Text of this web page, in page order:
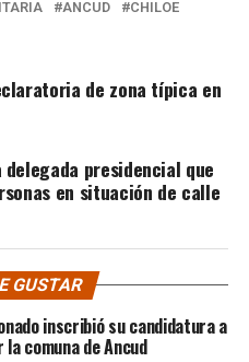
ANCUD
CHILOE
de zona típica en
presidencial que
en situación de calle
GUSTAR
inscribió su candidatura a
comuna de Ancud